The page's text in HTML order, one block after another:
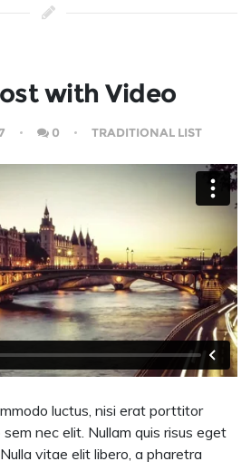
with Video
0 TRADITIONAL LIST
luctus, nisi erat porttitor
nec elit. Nullam quis risus eget
vitae elit libero, a pharetra